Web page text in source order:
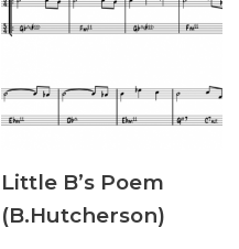
Little B’s Poem
(B.Hutcherson)